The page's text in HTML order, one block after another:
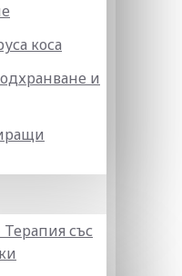
коса
и
със